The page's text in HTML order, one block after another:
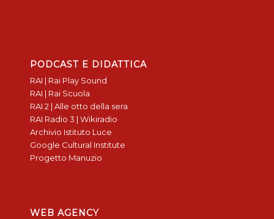
PODCAST E DIDATTICA
RAI | Rai Play Sound
RAI | Rai Scuola
RAI 2 | Alle otto della sera
RAI Radio 3 | Wikiradio
Archivio Istituto Luce
Google Cultural Institute
Progetto Manuzio
WEB AGENCY